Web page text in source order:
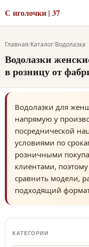
С иголочки | 37
Главная/Каталог/Водолазка
Водолазки
в розницу от
Водолазки для
напрямую у
посреднической
условиями по
розничными
клиентами,
сравнить модели,
подходящий формат
КАТЕГОРИИ